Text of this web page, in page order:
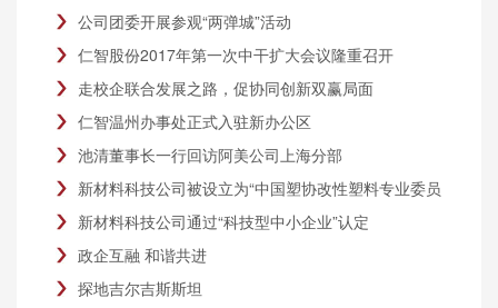
准认证公司团委开展参观“两弹城”活动
仁智股份2017年第一次中干扩大会议隆重召开
走校企联合发展之路，促协同创新双赢局面
仁智温州办事处正式入驻新办公区
池清董事长一行回访阿美公司上海分部
新材料科技公司被设立为“中国塑协改性塑料专业委员
会科研试验生产开发基地”
新材料科技公司通过“科技型中小企业”认定
政企互融 和谐共进
探地吉尔吉斯斯坦